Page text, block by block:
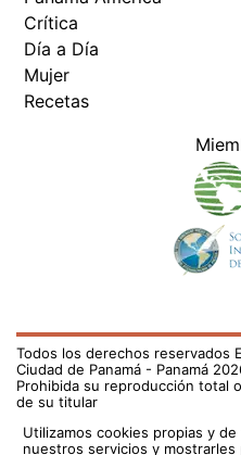
Crítica
Día a Día
Mujer
Recetas
Todos los derechos reservados
Ciudad de Panamá - Panamá
Prohibida su reproducción total
de su titular
Utilizamos cookies propias y
nuestros servicios y mostrarles